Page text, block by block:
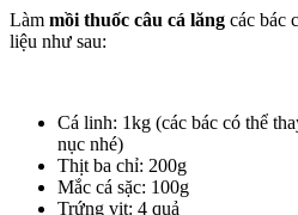
Làm mồi thuốc câu cá lăng các bác
liệu như sau:
Cá linh: 1kg (các bác có thể
nục nhé)
Thịt ba chỉ: 200g
Mắc cá sặc: 100g
Trứng vịt: 4 quả